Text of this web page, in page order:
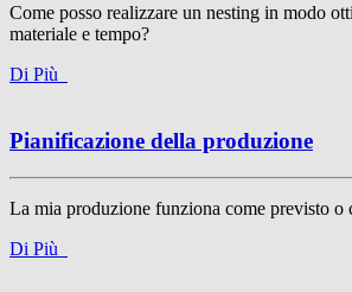
Come posso realizzare un nesting in modo
materiale e tempo?
Di Più
Pianificazione della produzione
La mia produzione funziona come previsto o
Di Più